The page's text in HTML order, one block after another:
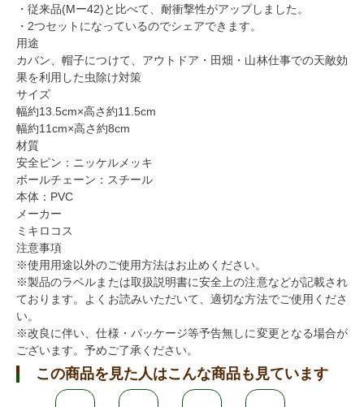
・従来品(Mー42)と比べて、耐衝撃性がアップしました。
・2つセットになっているのでシェアできます。
用途
カバン、帽子につけて、アウトドア・田畑・山林仕事での天敵効
果を利用した虫除け対策
サイズ
幅約13.5cm×高さ約11.5cm
幅約11cm×高さ約8cm
材質
安全ピン：ニッケルメッキ
ボールチェーン：スチール
本体：PVC
メーカー
ミキロコス
注意事項
※使用用途以外のご使用方法はお止めください。
※製品のラベルまたは取扱説明書に安全上の注意などが記載され
ております。よくお読みいただいて、適切な方法でご使用くださ
い。
※改良に伴い、仕様・パッケージ等予告無しに変更となる場合が
ございます。予めご了承ください。
この商品を見た人はこんな商品も見ています